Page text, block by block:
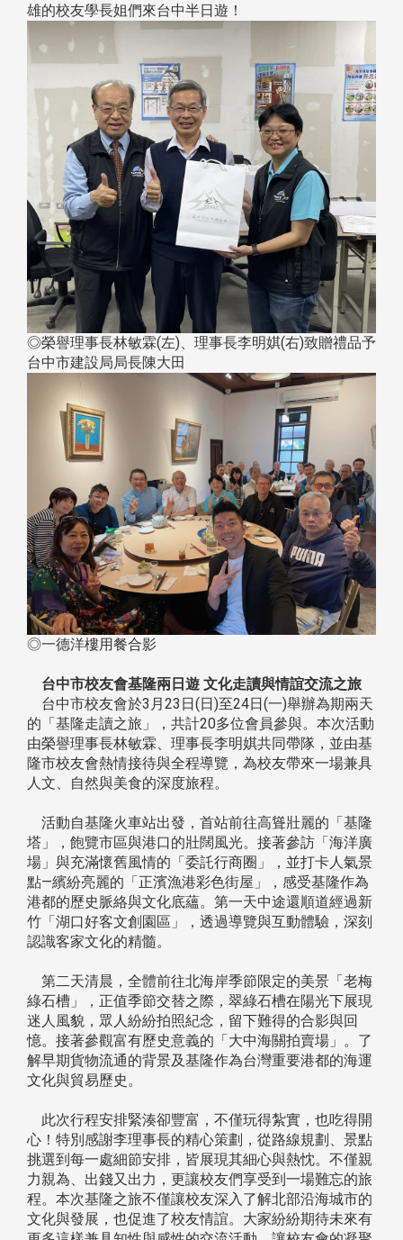
雄的校友學長姐們來台中半日遊！
◎榮譽理事長林敏霖(左)、理事長李明娸(右)致贈禮品予
台中市建設局局長陳大田
◎一德洋樓用餐合影
台中市校友會基隆兩日遊 文化走讀與情誼交流之旅
台中市校友會於3月23日(日)至24日(一)舉辦為期兩天
的「基隆走讀之旅」，共計20多位會員參與。本次活動
由榮譽理事長林敏霖、理事長李明娸共同帶隊，並由基
隆市校友會熱情接待與全程導覽，為校友帶來一場兼具
人文、自然與美食的深度旅程。
活動自基隆火車站出發，首站前往高聳壯麗的「基隆
塔」，飽覽市區與港口的壯闊風光。接著參訪「海洋廣
場」與充滿懷舊風情的「委託行商圈」，並打卡人氣景
點—繽紛亮麗的「正濱漁港彩色街屋」，感受基隆作為
港都的歷史脈絡與文化底蘊。第一天中途還順道經過新
竹「湖口好客文創園區」，透過導覽與互動體驗，深刻
認識客家文化的精髓。
第二天清晨，全體前往北海岸季節限定的美景「老梅
綠石槽」，正值季節交替之際，翠綠石槽在陽光下展現
迷人風貌，眾人紛紛拍照紀念，留下難得的合影與回
憶。接著參觀富有歷史意義的「大中海關拍賣場」。了
解早期貨物流通的背景及基隆作為台灣重要港都的海運
文化與貿易歷史。
此次行程安排緊湊卻豐富，不僅玩得紮實，也吃得開
心！特別感謝李理事長的精心策劃，從路線規劃、景點
挑選到每一處細節安排，皆展現其細心與熱忱。不僅親
力親為、出錢又出力，更讓校友們享受到一場難忘的旅
程。本次基隆之旅不僅讓校友深入了解北部沿海城市的
文化與發展，也促進了校友情誼。大家紛紛期待未來有